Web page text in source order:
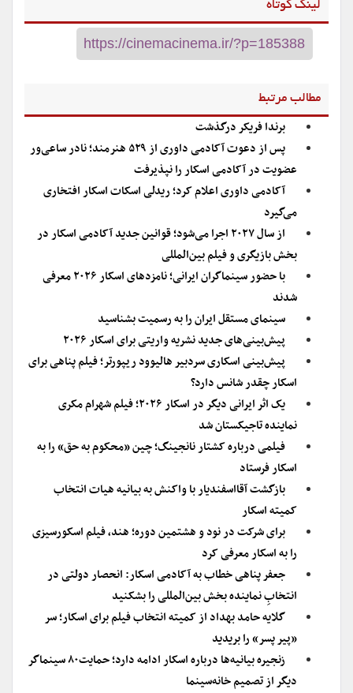
لینک کوتاه
مطالب مرتبط
برندا فریکر درگذشت
پس از دعوت آکادمی داوری از ۵۲۹ هنرمند؛ نادر ساعی‌ور
عضویت در آکادمی اسکار را نپذیرفت
آکادمی داوری اعلام کرد؛ ریدلی اسکات اسکار افتخاری
می‌گیرد
از سال ۲۰۲۷ اجرا می‌شود؛ قوانین جدید آکادمی اسکار در
بخش بازیگری و فیلم بین‌المللی
با حضور سینماگران ایرانی؛ نامزدهای اسکار ۲۰۲۶ معرفی
شدند
سینمای مستقل ایران را به رسمیت بشناسید
پیش‌بینی‌های جدید نشریه واریتی برای اسکار ۲۰۲۶
پیش‌بینی اسکاری سردبیر هالیوود ریپورتر؛ فیلم پناهی برای
اسکار چقدر شانس دارد؟
یک اثر ایرانی دیگر در اسکار ۲۰۲۶؛ فیلم شهرام مکری
نماینده تاجیکستان شد
فیلمی درباره کشتار نانجینگ؛ چین «محکوم به حق» را به
اسکار فرستاد
بازگشت آقااسفندیار با واکنش به بیانیه هیات انتخاب
کمیته اسکار
برای شرکت در نود و هشتمین دوره؛ هند، فیلم اسکورسیزی
را به اسکار معرفی کرد
جعفر پناهی خطاب به آکادمی اسکار: انحصار دولتی در
انتخابِ نماینده بخش بین‌المللی را بشکنید
گلایه حامد بهداد از کمیته انتخاب فیلم برای اسکار؛ سر
«پیر پسر» را بریدید
زنجیره بیانیه‌ها درباره اسکار ادامه دارد؛ حمایت۸۰ سینماگر
دیگر از تصمیم خانه‌سینما